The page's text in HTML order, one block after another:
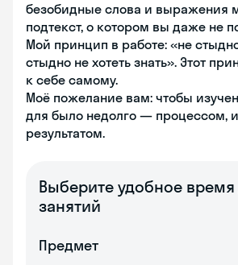
безобидные слова и выражения
подтекст, о котором вы даже не
Мой принцип в работе: «не
стыдно не хотеть знать». Этот
к себе самому.
Моё пожелание вам: чтобы
для было недолго — процессом,
результатом.
Выберите удобное время
занятий
Предмет